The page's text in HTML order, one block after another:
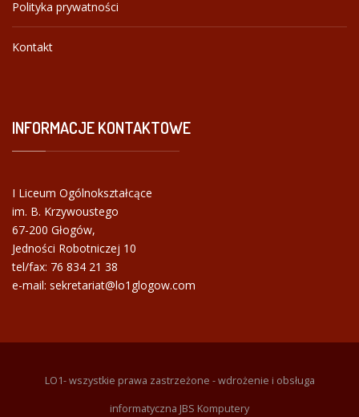
Polityka prywatności
Kontakt
INFORMACJEKONTAKTOWE
I Liceum Ogólnokształcące
im. B. Krzywoustego
67-200 Głogów,
Jedności Robotniczej 10
tel/fax: 76 834 21 38
e-mail: sekretariat@lo1glogow.com
LO1- wszystkie prawa zastrzeżone - wdrożenie i obsługa
informatyczna JBS Komputery